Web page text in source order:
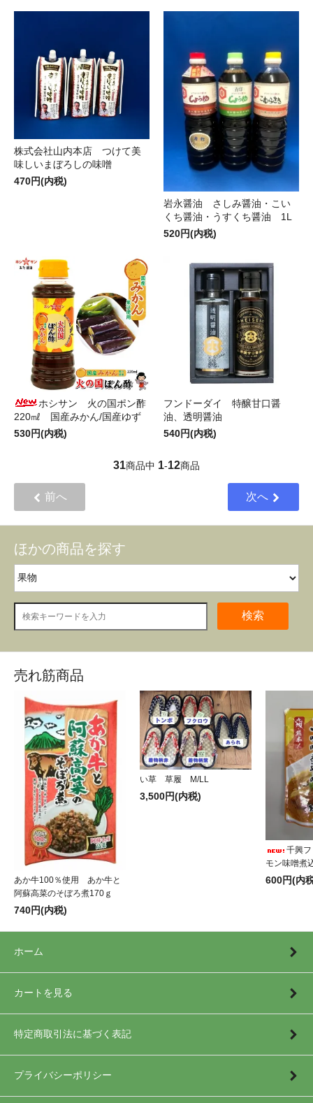
株式会社山内本店 つけて美
味しいまぼろしの味噌
470円(内税)
岩永醤油 さしみ醤油・こい
くち醤油・うすくち醤油 1L
520円(内税)
ホシサン 火の国ポン酢
220㎖ 国産みかん/国産ゆず
530円(内税)
フンドーダイ 特醸甘口醤
油、透明醤油
540円(内税)
31商品中 1-12商品
前へ 次へ
ほかの商品を探す
検索
売れ筋商品
あか牛100％使用 あか牛と
阿蘇高菜のそぼろ煮170ｇ
740円(内税)
い草 草履 M/LL
3,500円(内税)
千興
モン味噌
600円(内
ホーム
カートを見る
特定商取引法に基づく表記
プライバシーポリシー